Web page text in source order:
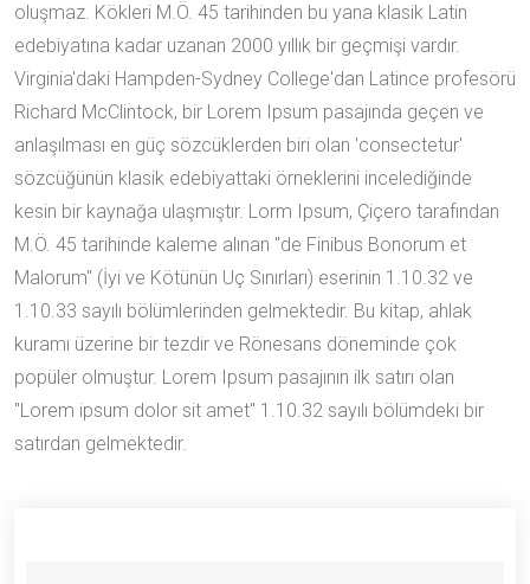
oluşmaz. Kökleri M.Ö. 45 tarihinden bu yana klasik Latin
edebiyatına kadar uzanan 2000 yıllık bir geçmişi vardır.
Virginia'daki Hampden-Sydney College'dan Latince profesörü
Richard McClintock, bir Lorem Ipsum pasajında geçen ve
anlaşılması en güç sözcüklerden biri olan 'consectetur'
sözcüğünün klasik edebiyattaki örneklerini incelediğinde
kesin bir kaynağa ulaşmıştır. Lorm Ipsum, Çiçero tarafından
M.Ö. 45 tarihinde kaleme alınan "de Finibus Bonorum et
Malorum" (İyi ve Kötünün Uç Sınırları) eserinin 1.10.32 ve
1.10.33 sayılı bölümlerinden gelmektedir. Bu kitap, ahlak
kuramı üzerine bir tezdir ve Rönesans döneminde çok
popüler olmuştur. Lorem Ipsum pasajının ilk satırı olan
"Lorem ipsum dolor sit amet" 1.10.32 sayılı bölümdeki bir
satırdan gelmektedir.